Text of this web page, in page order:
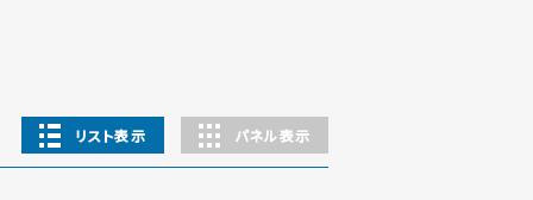
リスト表示 パネル表示